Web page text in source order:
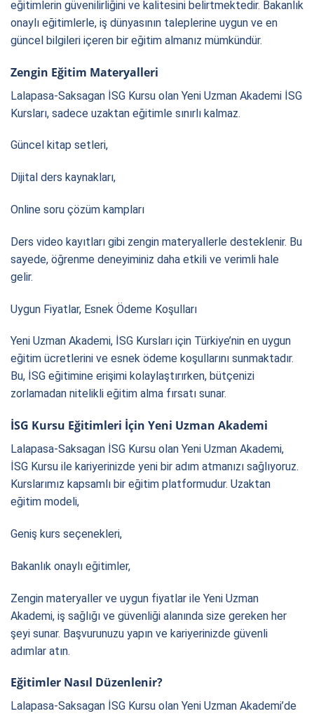
eğitimlerin güvenilirliğini ve kalitesini belirtmektedir. Bakanlık
onaylı eğitimlerle, iş dünyasının taleplerine uygun ve en
güncel bilgileri içeren bir eğitim almanız mümkündür.
Zengin Eğitim Materyalleri
Lalapasa-Saksagan İSG Kursu olan Yeni Uzman Akademi İSG
Kursları, sadece uzaktan eğitimle sınırlı kalmaz.
Güncel kitap setleri,
Dijital ders kaynakları,
Online soru çözüm kampları
Ders video kayıtları gibi zengin materyallerle desteklenir. Bu
sayede, öğrenme deneyiminiz daha etkili ve verimli hale
gelir.
Uygun Fiyatlar, Esnek Ödeme Koşulları
Yeni Uzman Akademi, İSG Kursları için Türkiye’nin en uygun
eğitim ücretlerini ve esnek ödeme koşullarını sunmaktadır.
Bu, İSG eğitimine erişimi kolaylaştırırken, bütçenizi
zorlamadan nitelikli eğitim alma fırsatı sunar.
İSG Kursu Eğitimleri İçin Yeni Uzman Akademi
Lalapasa-Saksagan İSG Kursu olan Yeni Uzman Akademi,
İSG Kursu ile kariyerinizde yeni bir adım atmanızı sağlıyoruz.
Kurslarımız kapsamlı bir eğitim platformudur. Uzaktan
eğitim modeli,
Geniş kurs seçenekleri,
Bakanlık onaylı eğitimler,
Zengin materyaller ve uygun fiyatlar ile Yeni Uzman
Akademi, iş sağlığı ve güvenliği alanında size gereken her
şeyi sunar. Başvurunuzu yapın ve kariyerinizde güvenli
adımlar atın.
Eğitimler Nasıl Düzenlenir?
Lalapasa-Saksagan İSG Kursu olan Yeni Uzman Akademi’de